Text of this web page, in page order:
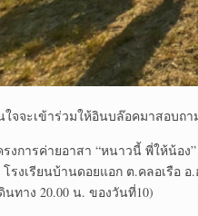
ใจจะเข้าร่วมให้อินบล๊อคมาสอบถา
รงการค่ายอาสา “หนาวนี้ พี่ให้น้อง
รงเรียนบ้านดอยแอก ต.คลอเรือ อ
นทาง 20.00 น. ของวันที่10)